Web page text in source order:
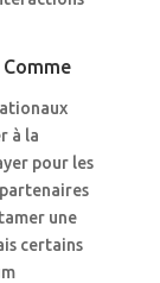
à la
pour les
une
certains